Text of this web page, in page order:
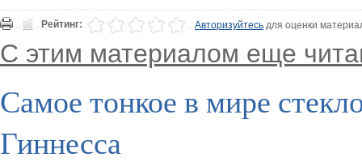
Рейтинг: Авторизуйтесьдля оценки
С этим материалом еще
Самое тонкое в мире
Гиннесса